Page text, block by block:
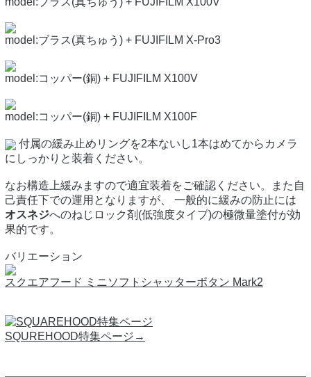
model:ブラス(真ちゅう) + FUJIFILM X-Pro3
model:コッパー(銅) + FUJIFILM X100V
model:コッパー(銅) + FUJIFILM X100F
付属の緩み止めリングを2本ないし1本はめてからカメラ
にしっかりと装着ください。
なお構造上緩みますので適宜装着をご確認ください。また自
己責任下での運用となりますが、 一般的に緩みの防止には
オスネジへのねじロック剤(低強度タイプ)の極微量塗付が効
果的です。
バリエーション
スクエアフード ミニソフトシャッターボタン Mark2
SQUREHOOD特集ページ→